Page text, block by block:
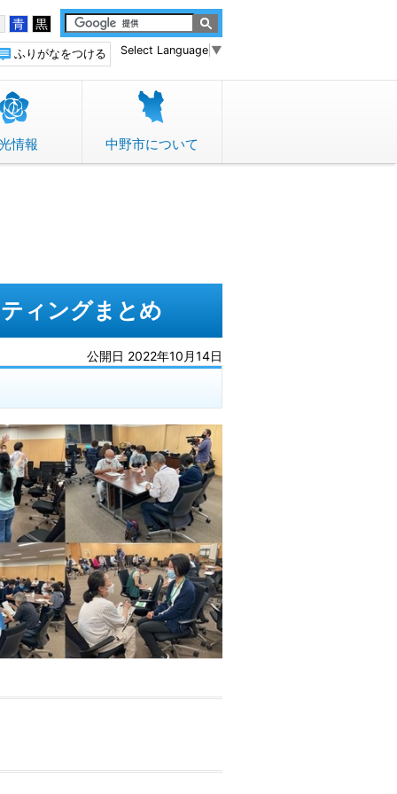
青 黒
Select Language ▼
ふりがなをつける
情報 中野市について
ィングまとめ
公開日 2022年10月14日